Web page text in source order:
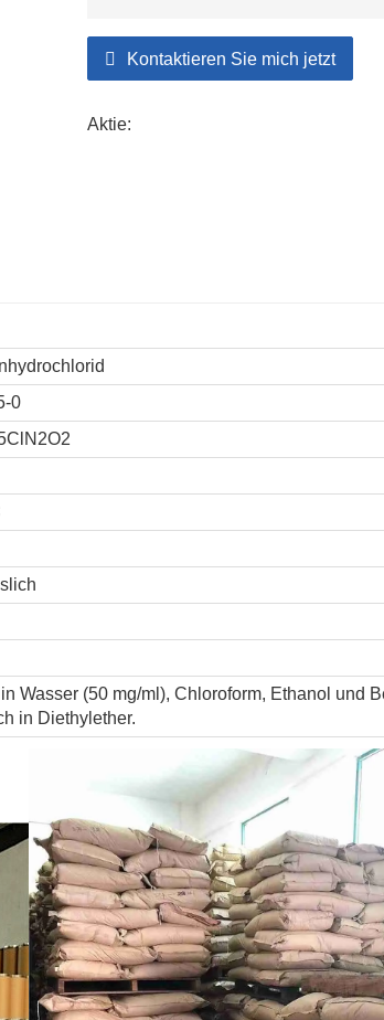
Kontaktieren Sie mich jetzt
Aktie:
0
Wasser (50 mg/ml), Chloroform, Ethanol und
in Diethylether.